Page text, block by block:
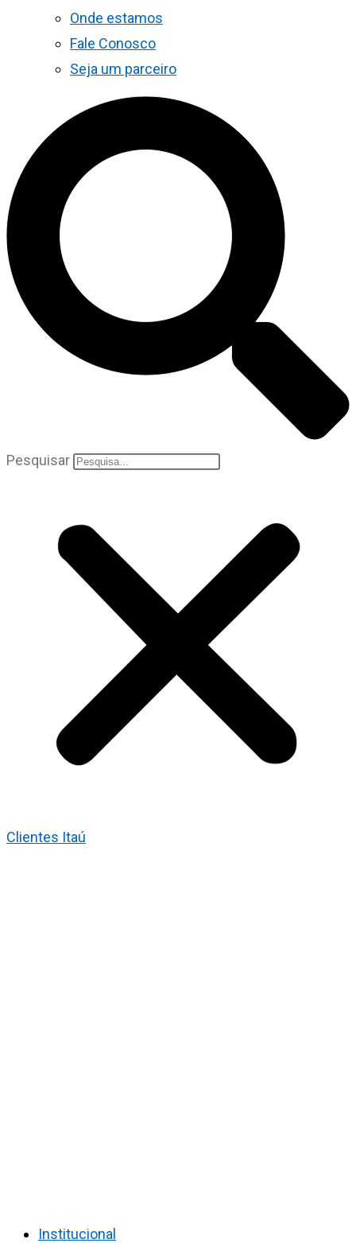
Onde estamos
Fale Conosco
Seja um parceiro
Pesquisar
Clientes Itaú
Institucional